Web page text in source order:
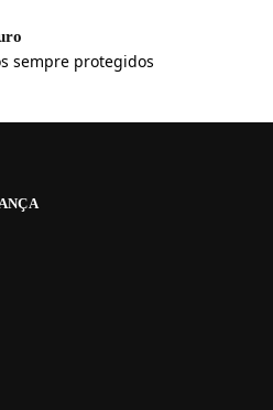
sempre protegidos